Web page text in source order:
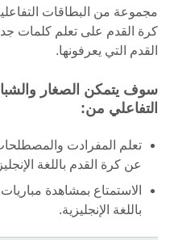
مجموعة من البطاقات
كرة القدم على تعلم كلمات
القدم التي يعرفونها.
سوف يتمكن الصغار
التفاعلي من:
تعلم المفرادت
عن كرة القدم باللغة
الاستمتاع بمشاهدة
باللغة الإنجليزية.